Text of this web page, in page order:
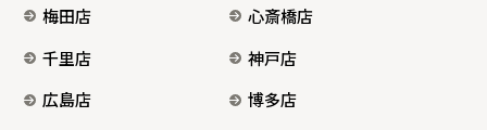
梅田店
心斎橋店
千里店
神戸店
広島店
博多店